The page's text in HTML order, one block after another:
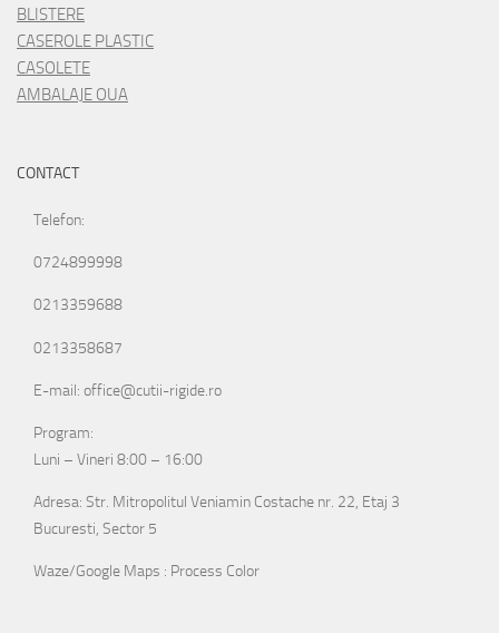
BLISTERE
CASEROLE PLASTIC
CASOLETE
AMBALAJE OUA
CONTACT
Telefon:
0724899998
0213359688
0213358687
E-mail: office@cutii-rigide.ro
Program:
Luni – Vineri 8:00 – 16:00
Adresa: Str. Mitropolitul Veniamin Costache nr. 22, Etaj 3
Bucuresti, Sector 5
Waze/Google Maps : Process Color